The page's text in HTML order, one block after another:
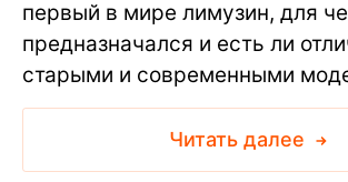
первый в мире лимузин, для
предназначался и есть ли
старыми и современными
Читать далее